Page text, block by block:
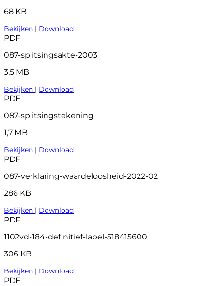
68 KB
Bekijken | Download
PDF
087-splitsingsakte-2003
3,5 MB
Bekijken | Download
PDF
087-splitsingstekening
1,7 MB
Bekijken | Download
PDF
087-verklaring-waardeloosheid-2022-02
286 KB
Bekijken | Download
PDF
1102vd-184-definitief-label-518415600
306 KB
Bekijken | Download
PDF